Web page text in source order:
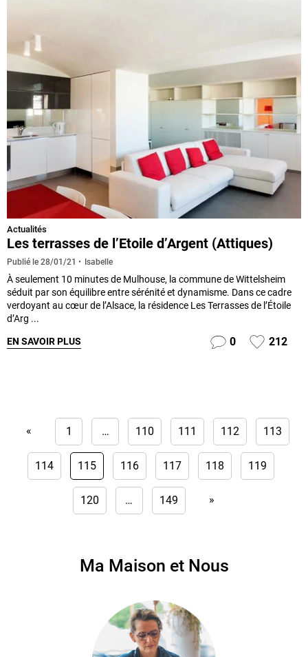
Actualités
Les terrasses de l’Etoile d’Argent (Attiques)
Publié le 28/01/21 Isabelle
À seulement 10 minutes de Mulhouse, la commune de Wittelsheim
séduit par son équilibre entre sérénité et dynamisme. Dans ce cadre
verdoyant au cœur de l’Alsace, la résidence Les Terrasses de l’Étoile
d’Arg ...
EN SAVOIR PLUS 0 212
« 1 … 110 111 112 113
114 115 116 117 118 119
120 … 149 »
Ma Maison et Nous